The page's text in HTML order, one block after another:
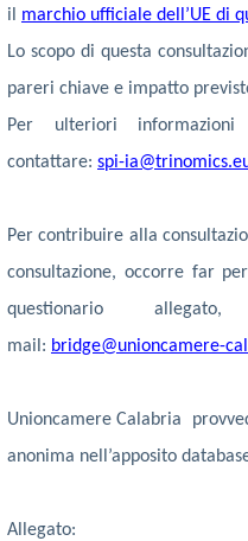
il marchio ufficiale dell’UE di
Lo scopo di questa
pareri chiave e impatto
Per ulteriori
contattare: spi-
Per contribuire alla
consultazione, occorre far
questionario allegato,
mail: bridge@unioncamere-
Unioncamere Calabria
anonima nell’apposito
Allegato: